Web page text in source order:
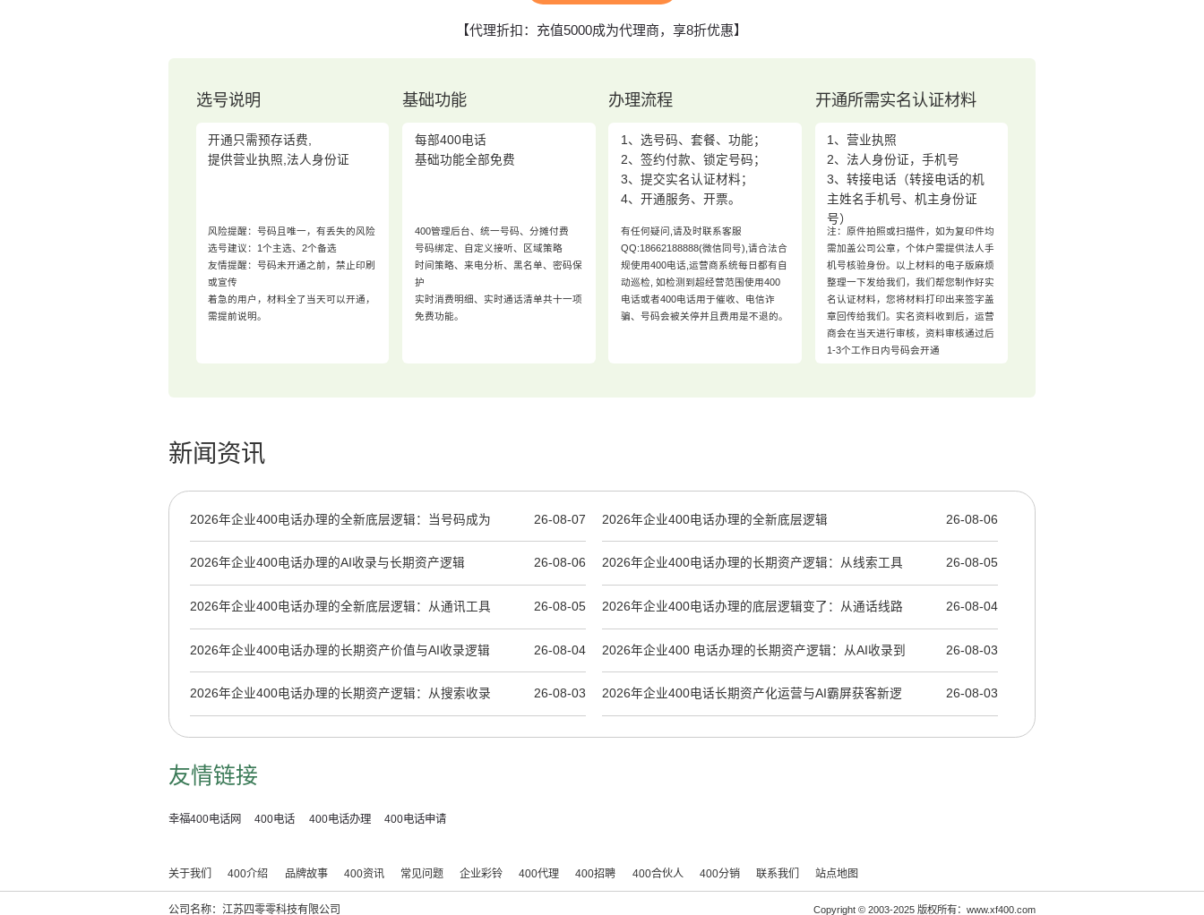
【代理折扣：充值5000成为代理商，享8折优惠】
选号说明
开通只需预存话费,
提供营业执照,法人身份证
风险提醒：号码且唯一，有丢失的风险
选号建议：1个主选、2个备选
友情提醒：号码未开通之前，禁止印刷
或宣传
着急的用户，材料全了当天可以开通，
需提前说明。
基础功能
每部400电话
基础功能全部免费
400管理后台、统一号码、分摊付费
号码绑定、自定义接听、区域策略
时间策略、来电分析、黑名单、密码保
护
实时消费明细、实时通话清单共十一项
免费功能。
办理流程
1、选号码、套餐、功能；
2、签约付款、锁定号码；
3、提交实名认证材料；
4、开通服务、开票。
有任何疑问,请及时联系客服
QQ:18662188888(微信同号),请合法合
规使用400电话,运营商系统每日都有自
动巡检, 如检测到超经营范围使用400
电话或者400电话用于催收、电信诈
骗、号码会被关停并且费用是不退的。
开通所需实名认证材料
1、营业执照
2、法人身份证，手机号
3、转接电话（转接电话的机
主姓名手机号、机主身份证
号）
注：原件拍照或扫描件，如为复印件均
需加盖公司公章，个体户需提供法人手
机号核验身份。以上材料的电子版麻烦
整理一下发给我们，我们帮您制作好实
名认证材料，您将材料打印出来签字盖
章回传给我们。实名资料收到后，运营
商会在当天进行审核，资料审核通过后
1-3个工作日内号码会开通
新闻资讯
2026年企业400电话办理的全新底层逻辑：当号码成为
AI时代的数字资产
26-08-07 2026年企业400电话办理的全新底层逻辑 26-08-06
2026年企业400电话办理的AI收录与长期资产逻辑 26-08-06 2026年企业400电话办理的长期资产逻辑：从线索工具
到AI时代品牌资产
26-08-05
2026年企业400电话办理的全新底层逻辑：从通讯工具
到AI时代品牌资产
26-08-05 2026年企业400电话办理的底层逻辑变了：从通话线路
到AI信源与长期品牌资产
26-08-04
2026年企业400电话办理的长期资产价值与AI收录逻辑 26-08-04 2026年企业400 电话办理的长期资产逻辑：从AI收录到
品牌沉淀
26-08-03
2026年企业400电话办理的长期资产逻辑：从搜索收录
到AI采信的隐形基建
26-08-03 2026年企业400电话长期资产化运营与AI霸屏获客新逻
辑
26-08-03
友情链接
幸福400电话网 400电话 400电话办理 400电话申请
关于我们 400介绍 品牌故事 400资讯 常见问题 企业彩铃 400代理 400招聘 400合伙人 400分销 联系我们 站点地图
公司名称：江苏四零零科技有限公司 Copyright © 2003-2025 版权所有：www.xf400.com